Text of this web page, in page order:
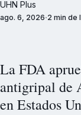
UHN Plus
ago. 6, 2026 2 min de
La FDA
antigripal de
en Estados